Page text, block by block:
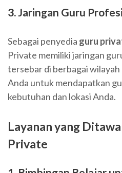
3. Jaringan Guru
Sebagai penyedia guru
Private memiliki jaringan
tersebar di berbagai
Anda untuk mendapatkan
kebutuhan dan lokasi Anda.
Layanan yang
Private